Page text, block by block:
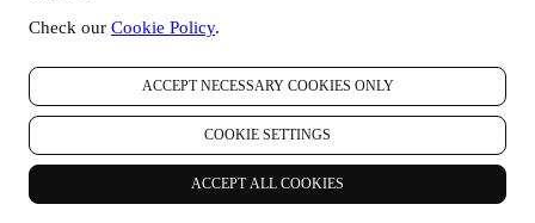
Check our Cookie Policy.
ACCEPT NECESSARY COOKIES ONLY
COOKIE SETTINGS
ACCEPT ALL COOKIES
rige el marketing y la experiencia personalizada del cliente;
dicha estrategia, así como desarrollan de manera independiente
comunicaciones/iniciativas de marketing a nivel local (dentro de un
país específico);
(c) ambos corresponsables están obligados a atender las solicitudes
de derechos de los interesados.
3. ¿POR QUÉ RECOPILAMOS ESTA INFORMACIÓN?
Podemos procesar sus datos para los siguientes fines: